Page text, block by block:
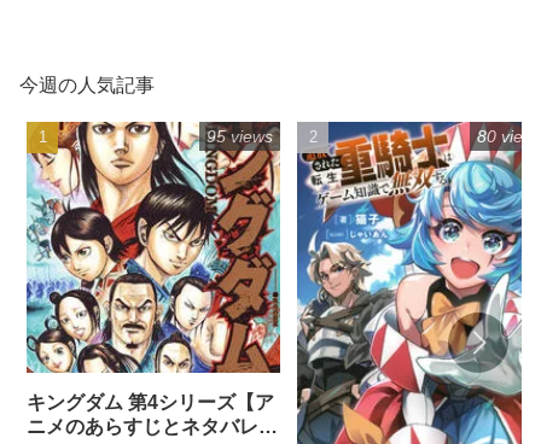
今週の人気記事
キングダム 第4シリーズ【ア
ニメのあらすじとネタバレ感
95 views 80